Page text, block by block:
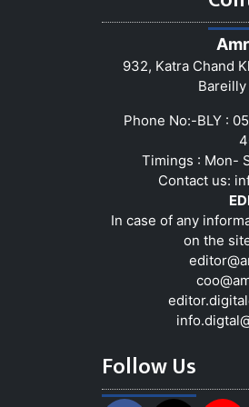
932, Katra Chand
Bareilly
Phone No:-BLY :
Timings : Mon-
Contact us:
In case of any
on the
Follow Us